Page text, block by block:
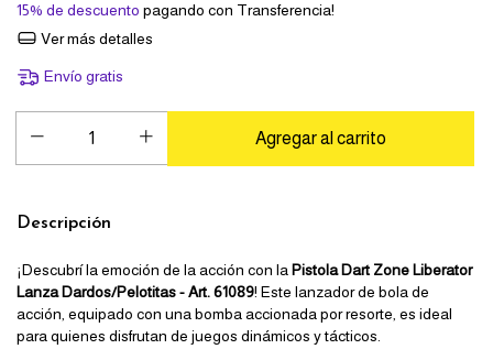
15% de descuento pagando con Transferencia!
Ver más detalles
Envío gratis
Descripción
¡Descubrí la emoción de la acción con la Pistola Dart Zone Liberator
Lanza Dardos/Pelotitas - Art. 61089! Este lanzador de bola de
acción, equipado con una bomba accionada por resorte, es ideal
para quienes disfrutan de juegos dinámicos y tácticos.